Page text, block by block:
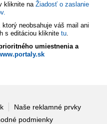
kliknite na Žiadosť o zaslanie
neobsahuje váš mail ani
s editáciou kliknite tu.
umiestnenia a
Naše reklamné prvky
podmienky